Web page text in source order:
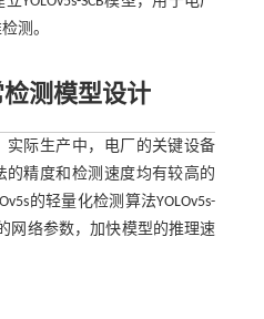
测。
测模型设计
实际生产中，电厂的关键设备
的精度和检测速度均有较高的
的轻量化检测算法YOLOv5s-
网络参数，加快模型的推理速